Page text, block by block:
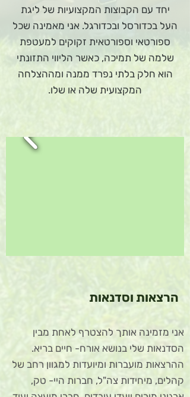
יחד עם הקבוצות המקצועיות של ליגת
העל בכדורסל ובכדורגל. אני מאמינה שכל
ספורטאי וספורטאית זקוקים למעטפת
שלמה של תמיכה, כאשר הליווי התזונתי
הוא חלק בלתי נפרד ממנה ומההצלחה
המקצועית שלה או שלו.
הרצאות וסדנאות
אני מזמינה אותך להצטרף לאחת מבין
הסדנאות שלי בנושא אורח- חיים בריא.
ההרצאות מועברות ומיועדות למגוון רחב של
קהלים, מיחידות צה"ל, חברות היי- טק,